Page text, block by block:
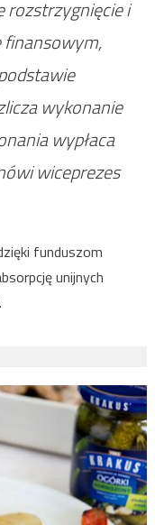
rozstrzygnięcie i
finansowym,
wykonanie
wypłaca
wiceprezes
funduszom
unijnych